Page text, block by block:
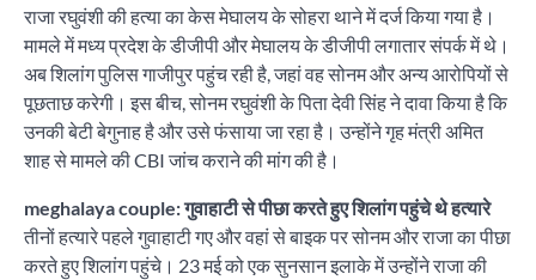
राजा रघुवंशी की हत्या का केस मेघालय के सोहरा थाने में दर्ज किया गया है।
मामले में मध्य प्रदेश के डीजीपी और मेघालय के डीजीपी लगातार संपर्क में थे।
अब शिलांग पुलिस गाजीपुर पहुंच रही है, जहां वह सोनम और अन्य आरोपियों से
पूछताछ करेगी। इस बीच, सोनम रघुवंशी के पिता देवी सिंह ने दावा किया है कि
उनकी बेटी बेगुनाह है और उसे फंसाया जा रहा है। उन्होंने गृह मंत्री अमित
शाह से मामले की CBI जांच कराने की मांग की है।
meghalaya couple: गुवाहाटी से पीछा करते हुए शिलांग पहुंचे थे हत्यारे
तीनों हत्यारे पहले गुवाहाटी गए और वहां से बाइक पर सोनम और राजा का पीछा
करते हुए शिलांग पहुंचे। 23 मई को एक सुनसान इलाके में उन्होंने राजा की